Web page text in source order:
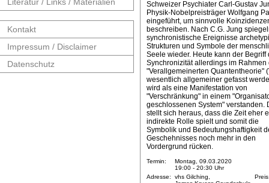
Kontakt
Impressum / Disclaimer
Datenschutz
Schweizer Psychiater Carl-Gustav
Physik-Nobelpreisträger Wolfgang
eingeführt, um sinnvolle
beschreiben. Nach C.G. Jung
synchronistische Ereignisse
Strukturen und Symbole der
Seele wieder. Heute kann der Begriff
Synchronizität allerdings im Rahmen
"Verallgemeinerten Quantentheorie"
wesentlich allgemeiner gefasst
wird als eine Manifestation von
"Verschränkung" in einem
geschlossenen System" verstanden.
stellt sich heraus, dass die Zeit eher
indirekte Rolle spielt und somit die
Symbolik und Bedeutungshaftigkeit
Geschehnisses noch mehr in den
Vordergrund rücken.
Termin:
Montag, 09.03.2020
19:00 - 20:30 Uhr
Adresse:
vhs Gilching,